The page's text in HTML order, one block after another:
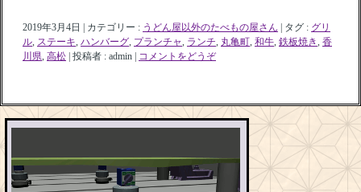
2019年3月4日 カテゴリー : うどん屋以外のたべもの屋さん タグ : グリ
ル, ステーキ, ハンバーグ, プランチャ, ランチ, 丸亀町, 和牛, 鉄板焼き, 香
川県, 高松 投稿者 : admin コメントをどうぞ